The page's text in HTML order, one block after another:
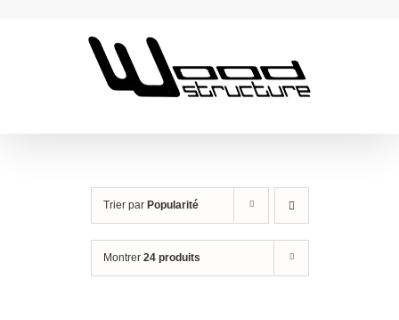
Trier par Popularité
Montrer 24 produits